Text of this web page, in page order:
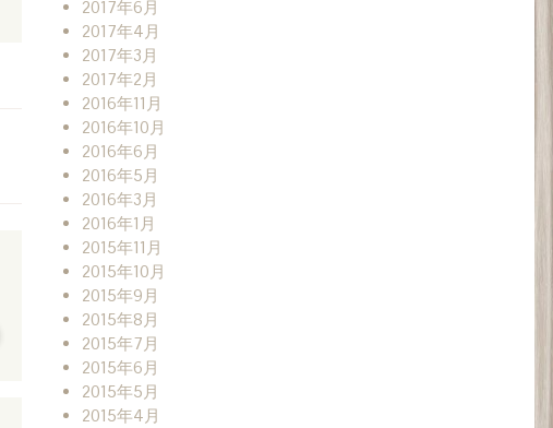
2017年6月
2017年4月
2017年3月
2017年2月
2016年11月
2016年10月
2016年6月
2016年5月
2016年3月
2016年1月
2015年11月
2015年10月
2015年9月
2015年8月
2015年7月
2015年6月
2015年5月
2015年4月